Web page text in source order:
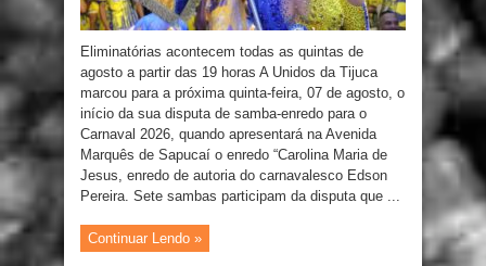
Eliminatórias acontecem todas as quintas de
agosto a partir das 19 horas A Unidos da Tijuca
marcou para a próxima quinta-feira, 07 de agosto, o
início da sua disputa de samba-enredo para o
Carnaval 2026, quando apresentará na Avenida
Marquês de Sapucaí o enredo “Carolina Maria de
Jesus, enredo de autoria do carnavalesco Edson
Pereira. Sete sambas participam da disputa que ...
Continuar Lendo »